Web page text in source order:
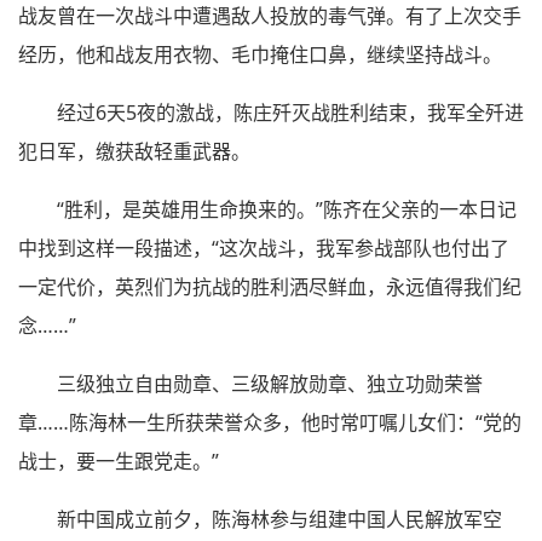
战友曾在一次战斗中遭遇敌人投放的毒气弹。有了上次交手
经历，他和战友用衣物、毛巾掩住口鼻，继续坚持战斗。
经过6天5夜的激战，陈庄歼灭战胜利结束，我军全歼进
犯日军，缴获敌轻重武器。
“胜利，是英雄用生命换来的。”陈齐在父亲的一本日记
中找到这样一段描述，“这次战斗，我军参战部队也付出了
一定代价，英烈们为抗战的胜利洒尽鲜血，永远值得我们纪
念……”
三级独立自由勋章、三级解放勋章、独立功勋荣誉
章……陈海林一生所获荣誉众多，他时常叮嘱儿女们：“党的
战士，要一生跟党走。”
新中国成立前夕，陈海林参与组建中国人民解放军空